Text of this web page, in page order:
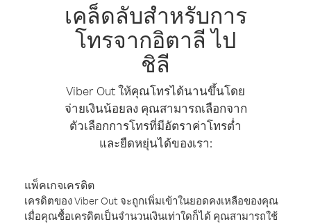
เคล็ดลับสำหรับการ
โทรจากอิตาลี ไป
ชิลี
Viber Out ให้คุณโทรได้นานขึ้นโดย
จ่ายเงินน้อยลง คุณสามารถเลือกจาก
ตัวเลือกการโทรที่มีอัตราค่าโทรต่ำ
และยืดหยุ่นได้ของเรา:
แพ็คเกจเครดิต
เครดิตของ Viber Out จะถูกเพิ่มเข้าในยอดคงเหลือของคุณ
เมื่อคุณซื้อเครดิตเป็นจำนวนเงินเท่าใดก็ได้ คุณสามารถใช้